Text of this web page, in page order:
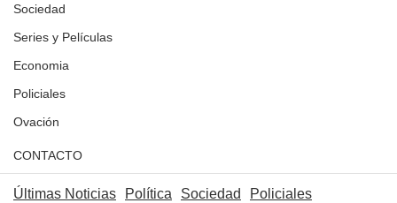
Sociedad
Series y Películas
Economia
Policiales
Ovación
CONTACTO
Últimas Noticias Política Sociedad
Policiales